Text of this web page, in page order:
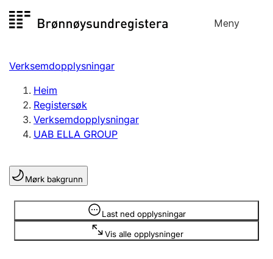
til
Meny
Registersøk
Aksjeselskap
Enkeltpersonføretak
Registrere, endre, slette
Lag og foreining
Registrere, endre, slette
Verksemdopplysningar
Heim
Registersøk
Verksemdopplysningar
UAB ELLA GROUP
Mørk bakgrunn
Last ned opplysningar
Vis alle opplysninger
Opplysninger er skjult